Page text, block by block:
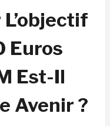
Euros
Est-Il
Avenir ?